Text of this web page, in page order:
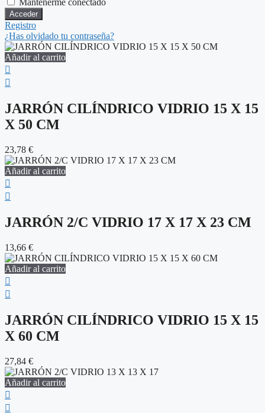
Mantenerme conectado
Registro
¿Has olvidado tu contraseña?
Añadir al carrito
JARRÓN CILÍNDRICO VIDRIO 15 X 15
X 50 CM
23,78 €
Añadir al carrito
JARRÓN 2/C VIDRIO 17 X 17 X 23 CM
13,66 €
Añadir al carrito
JARRÓN CILÍNDRICO VIDRIO 15 X 15
X 60 CM
27,84 €
Añadir al carrito